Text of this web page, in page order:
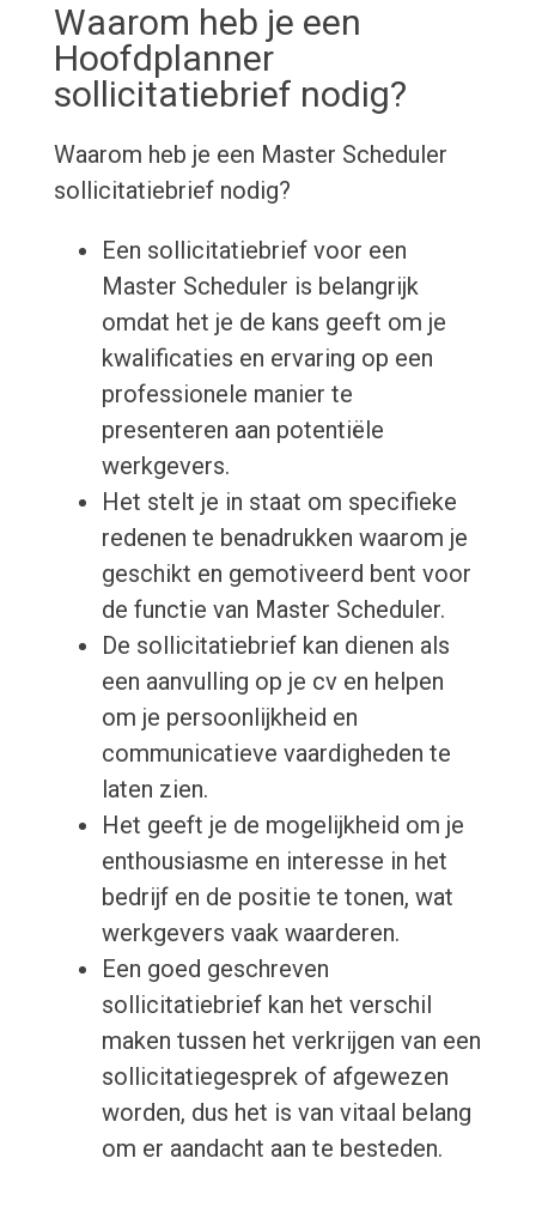
Waarom heb je een
Hoofdplanner
sollicitatiebrief nodig?
Waarom heb je een Master Scheduler
sollicitatiebrief nodig?
Een sollicitatiebrief voor een
Master Scheduler is belangrijk
omdat het je de kans geeft om je
kwalificaties en ervaring op een
professionele manier te
presenteren aan potentiële
werkgevers.
Het stelt je in staat om specifieke
redenen te benadrukken waarom je
geschikt en gemotiveerd bent voor
de functie van Master Scheduler.
De sollicitatiebrief kan dienen als
een aanvulling op je cv en helpen
om je persoonlijkheid en
communicatieve vaardigheden te
laten zien.
Het geeft je de mogelijkheid om je
enthousiasme en interesse in het
bedrijf en de positie te tonen, wat
werkgevers vaak waarderen.
Een goed geschreven
sollicitatiebrief kan het verschil
maken tussen het verkrijgen van een
sollicitatiegesprek of afgewezen
worden, dus het is van vitaal belang
om er aandacht aan te besteden.